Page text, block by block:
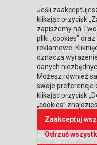
Powrót do
DOWIEDZ SIĘ
Strona główna
BLIKIEM na kasach
RODO
Relacje
Jeśli
klikając przycisk
zapiszemy na
pliki „cookies”
reklamowe.
oznacza
danych
Możesz również
swoje preferencje
klikając przycisk
„cookies”
Zaakceptuj
Odrzuć